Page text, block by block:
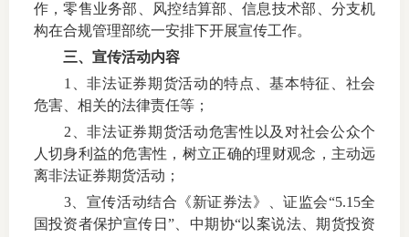
作，零售业务部、风控结算部、信息技术部、分支机
构在合规管理部统一安排下开展宣传工作。
三、宣传活动内容
1
、非法证券期货活动的特点、基本特征、社会
危害、相关的法律责任等；
2 、非法证券期货活动危害性以及对社会公众个
人切身利益的危害性，树立正确的理财观念，主动远
离非法证券期货活动；
3、宣传活动结合《新证券法》、证监会“5.15全
国投资者保护宣传日”、中期协“以案说法、期货投资